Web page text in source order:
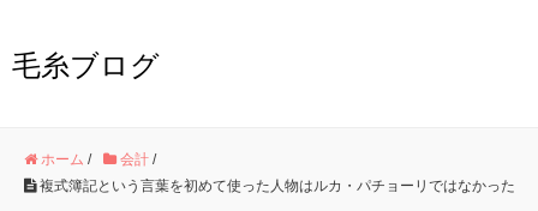
毛糸ブログ
ホーム / 会計 /
複式簿記という言葉を初めて使った人物はルカ・パチョーリではなかった